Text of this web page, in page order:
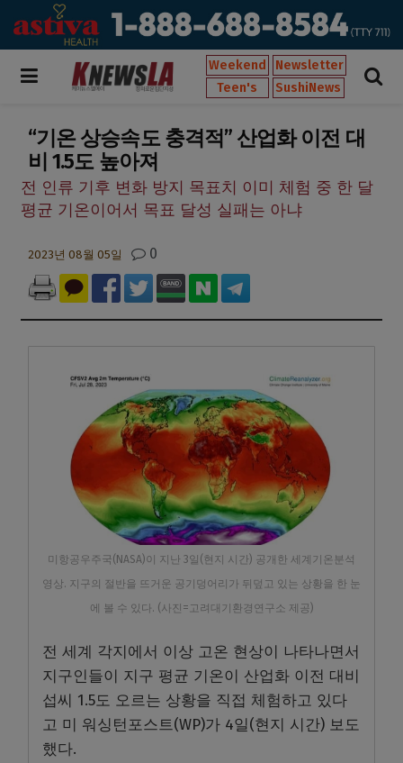
Weekend
Newsletter
Teen's
SushiNews
“기온 상승속도 충격적” 산업화 이전 대
비 1.5도 높아져
전 인류 기후 변화 방지 목표치 이미 체험 중 한 달
평균 기온이어서 목표 달성 실패는 아냐
2023년 08월 05일 0
미항공우주국(NASA)이 지난 3일(현지 시간) 공개한 세계기온분석
영상. 지구의 절반을 뜨거운 공기덩어리가 뒤덮고 있는 상황을 한 눈
에 볼 수 있다. (사진=고려대기환경연구소 제공)
전 세계 각지에서 이상 고온 현상이 나타나면서
지구인들이 지구 평균 기온이 산업화 이전 대비
섭씨 1.5도 오르는 상황을 직접 체험하고 있다
고 미 워싱턴포스트(WP)가 4일(현지 시간) 보도
했다.